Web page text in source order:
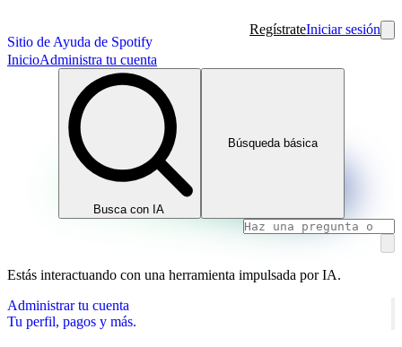
Sitio de Ayuda de Spotify
RegístrateIniciar sesión
InicioAdministra tu cuenta
Busca con IA
Búsqueda básica
Estás interactuando con una herramienta impulsada por IA.
Administrar tu cuenta
Tu perfil, pagos y más.